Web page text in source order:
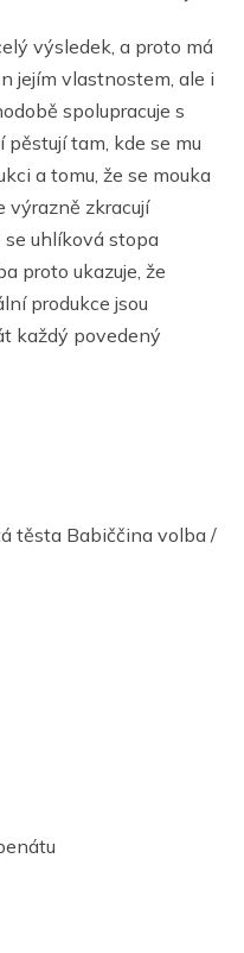
výsledek, a proto má
jejím vlastnostem, ale i
spolupracuje s
tam, kde se mu
a tomu, že se mouka
výrazně zkracují
uhlíková stopa
proto ukazuje, že
produkce jsou
každý povedený
těsta Babiččina volba /